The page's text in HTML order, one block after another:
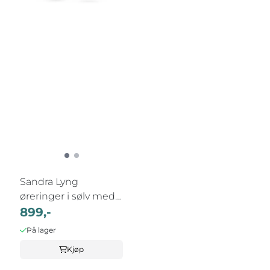
Sandra Lyng
øreringer i sølv med
Ametyst- RO- ...
899,-
På lager
Kjøp